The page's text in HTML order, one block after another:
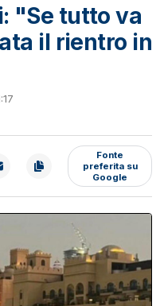
"Se tutto va
il rientro in
Fonte
preferita su
Google